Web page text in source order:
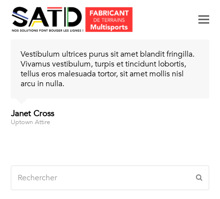
Vestibulum ultrices purus sit amet blandit fringilla.
Vivamus vestibulum, turpis et tincidunt lobortis,
tellus eros malesuada tortor, sit amet mollis nisl
arcu in nulla.
Janet Cross
Uptown Attire